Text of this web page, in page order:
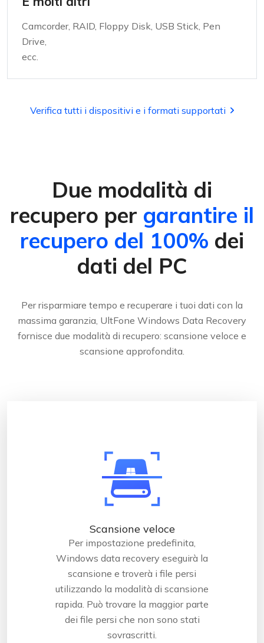
Camcorder, RAID, Floppy Disk, USB Stick, Pen
Drive,
ecc.
Verifica tutti i dispositivi e i formati supportati
Due modalità di
recupero per garantire il
recupero del 100% dei
dati del PC
Per risparmiare tempo e recuperare i tuoi dati con la
massima garanzia, UltFone Windows Data Recovery
fornisce due modalità di recupero: scansione veloce e
scansione approfondita.
Scansione veloce
Per impostazione predefinita,
Windows data recovery eseguirà la
scansione e troverà i file persi
utilizzando la modalità di scansione
rapida. Può trovare la maggior parte
dei file persi che non sono stati
sovrascritti.